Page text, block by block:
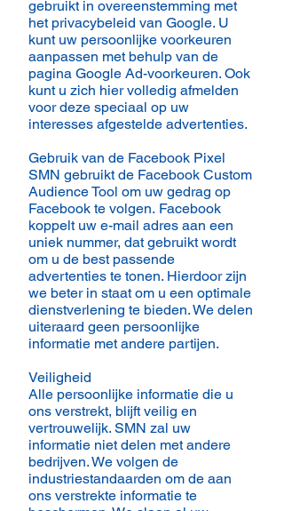
gebruikt in overeenstemming met
het privacybeleid van Google. U
kunt uw persoonlijke voorkeuren
aanpassen met behulp van de
pagina Google Ad-voorkeuren. Ook
kunt u zich hier volledig afmelden
voor deze speciaal op uw
interesses afgestelde advertenties.
Gebruik van de Facebook Pixel
SMN gebruikt de Facebook Custom
Audience Tool om uw gedrag op
Facebook te volgen. Facebook
koppelt uw e-mail adres aan een
uniek nummer, dat gebruikt wordt
om u de best passende
advertenties te tonen. Hierdoor zijn
we beter in staat om u een optimale
dienstverlening te bieden. We delen
uiteraard geen persoonlijke
informatie met andere partijen.
Veiligheid
Alle persoonlijke informatie die u
ons verstrekt, blijft veilig en
vertrouwelijk. SMN zal uw
informatie niet delen met andere
bedrijven. We volgen de
industriestandaarden om de aan
ons verstrekte informatie te